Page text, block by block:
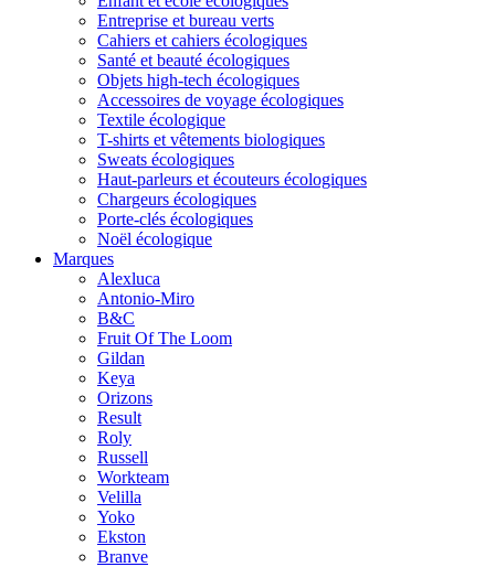
Entreprise et bureau verts
Cahiers et cahiers écologiques
Santé et beauté écologiques
Objets high-tech écologiques
Accessoires de voyage écologiques
Textile écologique
T-shirts et vêtements biologiques
Sweats écologiques
Haut-parleurs et écouteurs écologiques
Chargeurs écologiques
Porte-clés écologiques
Noël écologique
Marques
Alexluca
Antonio-Miro
B&C
Fruit Of The Loom
Gildan
Keya
Orizons
Result
Roly
Russell
Workteam
Velilla
Yoko
Ekston
Branve